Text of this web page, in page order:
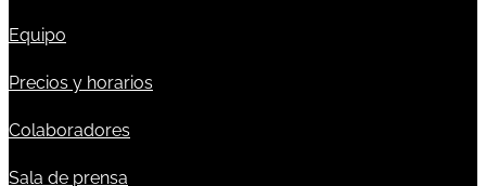
Equipo
Precios y horarios
Colaboradores
Sala de prensa